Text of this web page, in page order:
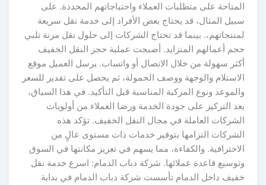
المتاحة على متطلبات العملاء واحتياجاتهم المحددة. على
سبيل المثال، قد يحتاج بعض الأفراد إلى خدمة نقل سريعة
لمنتجاتهم،. بينما قد تحتاج الشركات إلى حلول نقل مرنة تلبي
حجم أعمالهم المتزايد. أصبحت عملية حجز النقل الخفيف
أكثر سهولة من خلال الاتصال أو واتساب. يرسل العميل موقع
الاستلام والوجهة ووصف الحمولة، ثم يحصل على تقدير للسعر
والموعد ونوع المركبة المناسبة قبل التأكيد. في هذا السياق،
يعد التركيز على جودة الخدمة ورضا العملاء من أولويات
الشركات العاملة في مجال النقل الخفيف. تؤكد هذه
الشركات التزامها بتوفير خدمات ذات مستوى عالٍ من
الاحترافية. والكفاءة، مما يسهم في تعزيز مكانتها في السوق
وتوسيع قاعدة عملائها. شركة دباب الدمام: اسرع خدمة نقل
خفيف داخل الدمام تأسست شركة دباب الدمام في بداية